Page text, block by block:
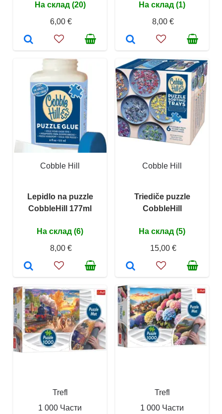
На склад (20)
6,00 €
На склад (1)
8,00 €
Cobble Hill
Lepidlo na puzzle
CobbleHill 177ml
На склад (6)
8,00 €
Cobble Hill
Triediče puzzle
CobbleHill
На склад (5)
15,00 €
Trefl
1 000 Части
Trefl
1 000 Части